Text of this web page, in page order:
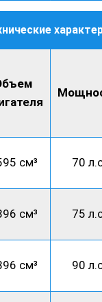
см³ 70
см³ 75
см³ 90